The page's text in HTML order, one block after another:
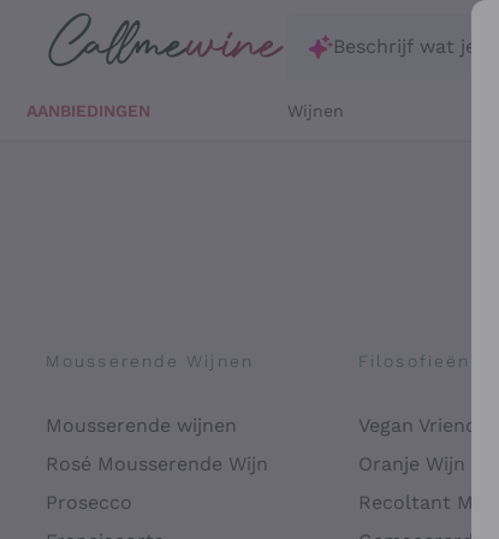
Ga direct naar de hoofdinhoud
Beschrijf wat je
AANBIEDINGEN Wijnen
Mousserende Wijnen
Mousserende wijnen
Rosé Mousserende Wijn
Prosecco
Filosofieën
Vegan
Oranje Wijn
Recoltant